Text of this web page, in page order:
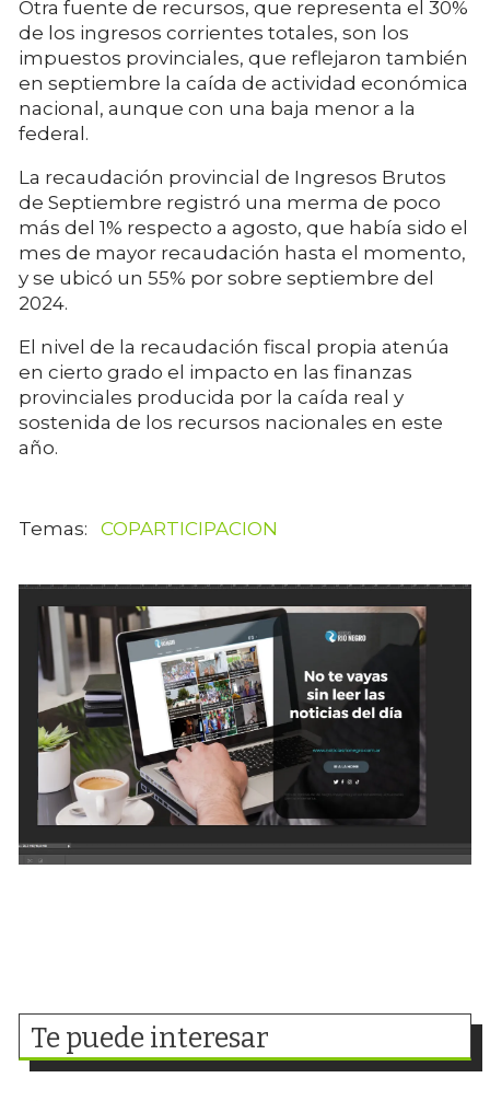
Otra fuente de recursos, que representa el 30%
de los ingresos corrientes totales, son los
impuestos provinciales, que reflejaron también
en septiembre la caída de actividad económica
nacional, aunque con una baja menor a la
federal.
La recaudación provincial de Ingresos Brutos
de Septiembre registró una merma de poco
más del 1% respecto a agosto, que había sido el
mes de mayor recaudación hasta el momento,
y se ubicó un 55% por sobre septiembre del
2024.
El nivel de la recaudación fiscal propia atenúa
en cierto grado el impacto en las finanzas
provinciales producida por la caída real y
sostenida de los recursos nacionales en este
año.
COPARTICIPACION
Te puede interesar